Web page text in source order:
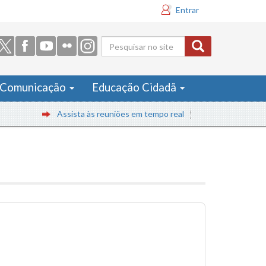
Entrar
Formulário
de busca
Comunicação Educação Cidadã
Assista às reuniões em tempo real